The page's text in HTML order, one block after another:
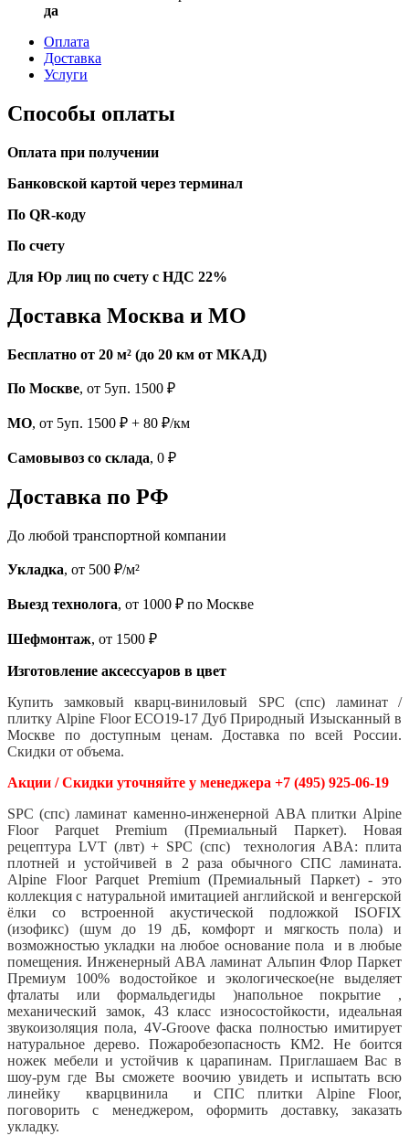
да
Оплата
Доставка
Услуги
Способы оплаты
Оплата при получении
Банковской картой через терминал
По QR-коду
По счету
Для Юр лиц по счету с НДС 22%
Доставка Москва и МО
Бесплатно от 20 м² (до 20 км от МКАД)
По Москве, от 5уп. 1500 ₽
МО, от 5уп. 1500 ₽ + 80 ₽/км
Самовывоз со склада, 0 ₽
Доставка по РФ
До любой транспортной компании
Укладка, от 500 ₽/м²
Выезд технолога, от 1000 ₽ по Москве
Шефмонтаж, от 1500 ₽
Изготовление аксессуаров в цвет
Купить замковый кварц-виниловый SPC (спс) ламинат /
плитку Alpine Floor ECO19-17 Дуб Природный Изысканный в
Москве по доступным ценам. Доставка по всей России.
Скидки от объема.
Акции / Скидки уточняйте у менеджера +7 (495) 925-06-19
SPC (спс) ламинат каменно-инженерной ABA плитки Alpine
Floor Parquet Premium (Премиальный Паркет). Новая
рецептура LVT (лвт) + SPC (спс) технология ABA: плита
плотней и устойчивей в 2 раза обычного СПС ламината.
Alpine Floor Parquet Premium (Премиальный Паркет) - это
коллекция с натуральной имитацией английской и венгерской
ёлки со встроенной акустической подложкой ISOFIX
(изофикс) (шум до 19 дБ, комфорт и мягкость пола) и
возможностью укладки на любое основание пола и в любые
помещения. Инженерный ABA ламинат Альпин Флор Паркет
Премиум 100% водостойкое и экологическое(не выделяет
фталаты или формальдегиды )напольное покрытие ,
механический замок, 43 класс износостойкости, идеальная
звукоизоляция пола, 4V-Groove фаска полностью имитирует
натуральное дерево. Пожаробезопасность КМ2. Не боится
ножек мебели и устойчив к царапинам. Приглашаем Вас в
шоу-рум где Вы сможете воочию увидеть и испытать всю
линейку кварцвинила и СПС плитки Alpine Floor,
поговорить с менеджером, оформить доставку, заказать
укладку.